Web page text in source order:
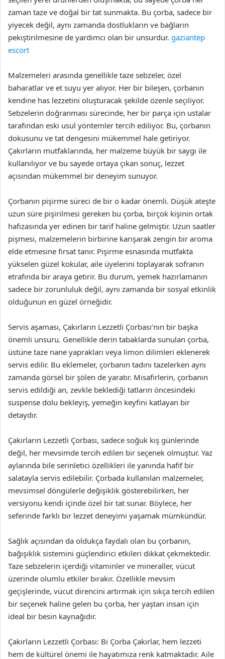
zaman taze ve doğal bir tat sunmakta. Bu çorba, sadece bir
yiyecek değil, aynı zamanda dostlukların ve bağların
pekiştirilmesine de yardımcı olan bir unsurdur. gaziantep
escort
Malzemeleri arasında genellikle taze sebzeler, özel
baharatlar ve et suyu yer alıyor. Her bir bileşen, çorbanın
kendine has lezzetini oluşturacak şekilde özenle seçiliyor.
Sebzelerin doğranması sürecinde, her bir parça için ustalar
tarafından eski usul yöntemler tercih ediliyor. Bu, çorbanın
dokusunu ve tat dengesini mükemmel hale getiriyor.
Çakırların mutfaklarında, her malzeme büyük bir saygı ile
kullanılıyor ve bu sayede ortaya çıkan sonuç, lezzet
açısından mükemmel bir deneyim sunuyor.
Çorbanın pişirme süreci de bir o kadar önemli. Düşük ateşte
uzun süre pişirilmesi gereken bu çorba, birçok kişinin ortak
hafızasında yer edinen bir tarif haline gelmiştir. Uzun saatler
pişmesi, malzemelerin birbirine karışarak zengin bir aroma
elde etmesine fırsat tanır. Pişirme esnasında mutfakta
yükselen güzel kokular, aile üyelerini toplayarak sofranın
etrafında bir araya getirir. Bu durum, yemek hazırlamanın
sadece bir zorunluluk değil, aynı zamanda bir sosyal etkinlik
olduğunun en güzel örneğidir.
Servis aşaması, Çakırların Lezzetli Çorbası’nın bir başka
önemli unsuru. Genellikle derin tabaklarda sunulan çorba,
üstüne taze nane yaprakları veya limon dilimleri eklenerek
servis edilir. Bu eklemeler, çorbanın tadını tazelerken aynı
zamanda görsel bir şölen de yaratır. Misafirlerin, çorbanın
servis edildiği an, zevkle beklediği tatların öncesindeki
suspense dolu bekleyiş, yemeğin keyfini katlayan bir
detaydır.
Çakırların Lezzetli Çorbası, sadece soğuk kış günlerinde
değil, her mevsimde tercih edilen bir seçenek olmuştur. Yaz
aylarında bile serinletici özellikleri ile yanında hafif bir
salatayla servis edilebilir. Çorbada kullanılan malzemeler,
mevsimsel döngülerle değişiklik gösterebilirken, her
versiyonu kendi içinde özel bir tat sunar. Böylece, her
seferinde farklı bir lezzet deneyimi yaşamak mümkündür.
Sağlık açısından da oldukça faydalı olan bu çorbanın,
bağışıklık sistemini güçlendirici etkileri dikkat çekmektedir.
Taze sebzelerin içerdiği vitaminler ve mineraller, vücut
üzerinde olumlu etkiler bırakır. Özellikle mevsim
geçişlerinde, vücut direncini artırmak için sıkça tercih edilen
bir seçenek haline gelen bu çorba, her yaştan insan için
ideal bir besin kaynağıdır.
Çakırların Lezzetli Çorbası: Bi Çorba Çakırlar, hem lezzeti
hem de kültürel önemi ile hayatımıza renk katmaktadır. Aile